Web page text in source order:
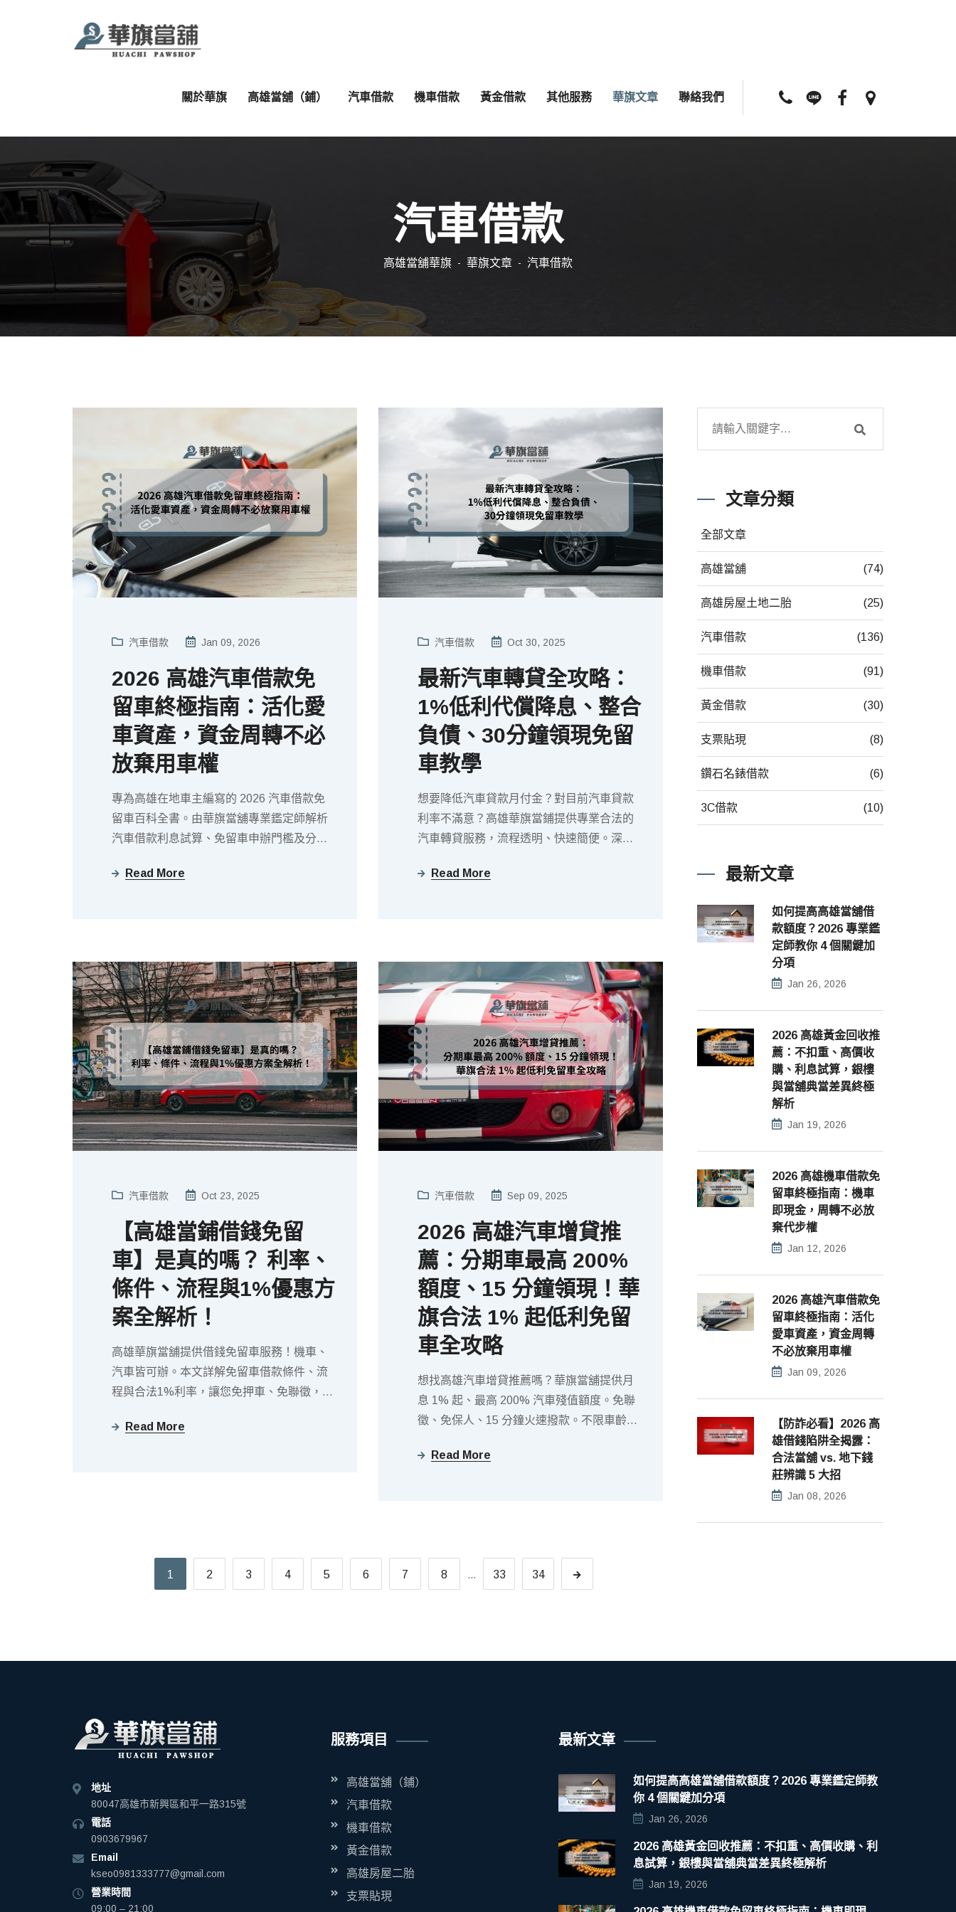
關於華旗 高雄當舖（鋪） 汽車借款 機車借款 黃金借款 其他服務 華旗文章 聯絡我們
汽車借款
高雄當舖華旗 華旗文章 汽車借款
汽車借款 Jan 09, 2026
2026 高雄汽車借款免
留車終極指南：活化愛
車資產，資金周轉不必
放棄用車權
專為高雄在地車主編寫的 2026 汽車借款免
留車百科全書。由華旗當舖專業鑑定師解析
汽車借款利息試算、免留車申辦門檻及分期
法、15 分鐘核貸流程與常見陷阱，助您活化
Read More
汽車借款 Oct 30, 2025
最新汽車轉貸全攻略：
1%低利代償降息、整合
負債、30分鐘領現免留
車教學
想要降低汽車貸款月付金？對目前汽車貸款
利率不滿意？高雄華旗當鋪提供專業合法的
汽車轉貸服務，流程透明、快速簡便。深入
助你輕鬆轉換更划算的貸款方案！
Read More
汽車借款 Oct 23, 2025
【高雄當鋪借錢免留
車】是真的嗎？ 利率、
條件、流程與1%優惠方
案全解析！
高雄華旗當舖提供借錢免留車服務！機車、
汽車皆可辦。本文詳解免留車借款條件、流
程與合法1%利率，讓您免押車、免聯徵，快
Read More
汽車借款 Sep 09, 2025
2026 高雄汽車增貸推
薦：分期車最高 200%
額度、15 分鐘領現！華
旗合法 1% 起低利免留
車全攻略
想找高雄汽車增貸推薦嗎？華旗當舖提供月
息 1% 起、最高 200% 汽車殘值額度。免聯
徵、免保人、15 分鐘火速撥款。不限車齡、
活化愛車資產領救急現鈔。
Read More
1 2 3 4 5 6 7 8 ... 33 34
文章分類
全部文章
高雄當舖 (74)
高雄房屋土地二胎 (25)
汽車借款 (136)
機車借款 (91)
黃金借款 (30)
支票貼現 (8)
鑽石名錶借款 (6)
3C借款 (10)
最新文章
如何提高高雄當舖借
款額度？2026 專業鑑
定師教你 4 個關鍵加
分項
Jan 26, 2026
2026 高雄黃金回收推
薦：不扣重、高價收
購、利息試算，銀樓
與當舖典當差異終極
解析
Jan 19, 2026
2026 高雄機車借款免
留車終極指南：機車
即現金，周轉不必放
棄代步權
Jan 12, 2026
2026 高雄汽車借款免
留車終極指南：活化
愛車資產，資金周轉
不必放棄用車權
Jan 09, 2026
【防詐必看】2026 高
雄借錢陷阱全揭露：
合法當舖 vs. 地下錢
莊辨識 5 大招
Jan 08, 2026
地址
80047高雄市新興區和平一路315號
電話
0903679967
Email
kseo0981333777@gmail.com
營業時間
09:00 – 21:00
服務項目
高雄當舖（鋪）
汽車借款
機車借款
黃金借款
高雄房屋二胎
支票貼現
最新文章
如何提高高雄當舖借款額度？2026 專業鑑定師教
你 4 個關鍵加分項
Jan 26, 2026
2026 高雄黃金回收推薦：不扣重、高價收購、利
息試算，銀樓與當舖典當差異終極解析
Jan 19, 2026